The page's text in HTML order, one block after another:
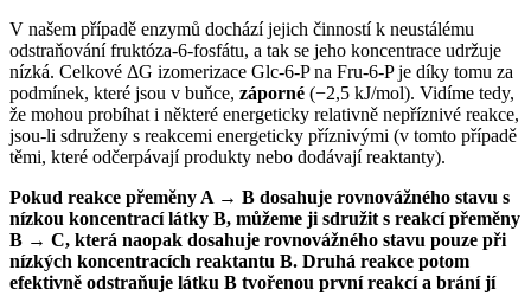
V našem případě enzymů dochází jejich činností k neustálému
odstraňování fruktóza-6-fosfátu, a tak se jeho koncentrace udržuje
nízká. Celkové ΔG izomerizace Glc-6-P na Fru-6-P je díky tomu za
podmínek, které jsou v buňce, záporné (−2,5 kJ/mol). Vidíme tedy,
že mohou probíhat i některé energeticky relativně nepříznivé reakce,
jsou-li sdruženy s reakcemi energeticky příznivými (v tomto případě
těmi, které odčerpávají produkty nebo dodávají reaktanty).
Pokud reakce přeměny A → B dosahuje rovnovážného stavu s
nízkou koncentrací látky B, můžeme ji sdružit s reakcí přeměny
B → C, která naopak dosahuje rovnovážného stavu pouze při
nízkých koncentracích reaktantu B. Druhá reakce potom
efektivně odstraňuje látku B tvořenou první reakcí a brání jí